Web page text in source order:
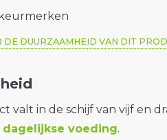
DE DUURZAAMHEID VAN DIT
valt in de schijf van vijf en
voeding.